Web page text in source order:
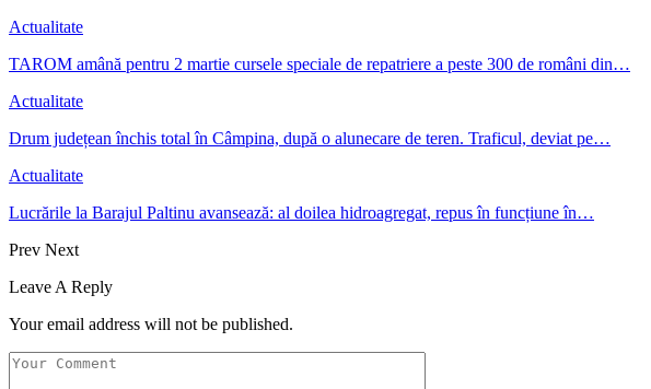
Actualitate
TAROM amână pentru 2 martie cursele speciale de repatriere a peste 300 de români din…
Actualitate
Drum județean închis total în Câmpina, după o alunecare de teren. Traficul, deviat pe…
Actualitate
Lucrările la Barajul Paltinu avansează: al doilea hidroagregat, repus în funcțiune în…
Prev Next
Leave A Reply
Your email address will not be published.